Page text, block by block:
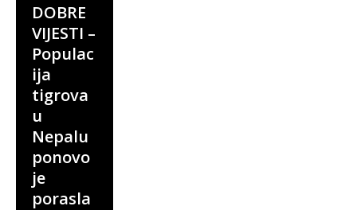
DOBRE
VIJESTI –
Populac
ija
tigrova
u
Nepalu
ponovo
je
porasla